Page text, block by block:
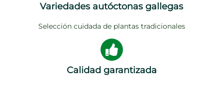
Variedades autóctonas gallegas
Selección cuidada de plantas tradicionales
Calidad garantizada